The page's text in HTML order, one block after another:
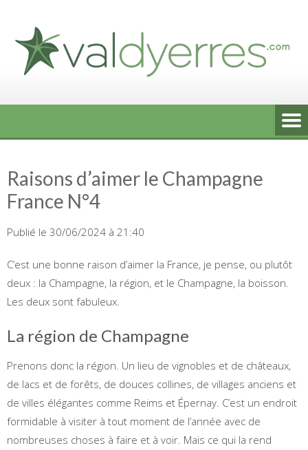
content
Raisons d’aimer le Champagne
France N°4
Publié le 30/06/2024 à 21:40
C’est une bonne raison d’aimer la France, je pense, ou plutôt
deux : la Champagne, la région, et le Champagne, la boisson.
Les deux sont fabuleux.
La région de Champagne
Prenons donc la région. Un lieu de vignobles et de châteaux,
de lacs et de forêts, de douces collines, de villages anciens et
de villes élégantes comme Reims et Épernay. C’est un endroit
formidable à visiter à tout moment de l’année avec de
nombreuses choses à faire et à voir. Mais ce qui la rend